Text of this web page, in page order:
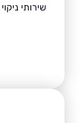
שירותי ניקוי ספות